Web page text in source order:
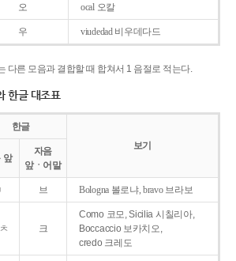
오 ocal 오칼
우 viudedad 비우데다드
다른 모음과 결합할 때 합쳐서 1 음절로 적는다.
한글 대조표
한글
보기
앞
자음
앞ㆍ어말
브 Bologna 볼로냐, bravo 브라보
크
Como 코모, Sicilia 시칠리아,
Boccaccio 보카치오,
credo 크레도